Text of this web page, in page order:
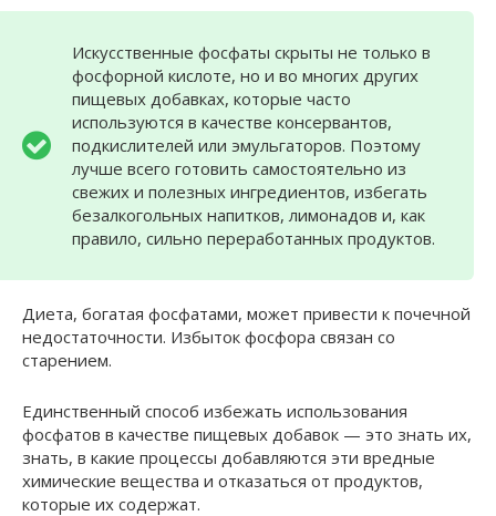
Искусственные фосфаты скрыты не только в
фосфорной кислоте, но и во многих других
пищевых добавках, которые часто
используются в качестве консервантов,
подкислителей или эмульгаторов. Поэтому
лучше всего готовить самостоятельно из
свежих и полезных ингредиентов, избегать
безалкогольных напитков, лимонадов и, как
правило, сильно переработанных продуктов.
Диета, богатая фосфатами, может привести к почечной
недостаточности. Избыток фосфора связан со
старением.
Единственный способ избежать использования
фосфатов в качестве пищевых добавок — это знать их,
знать, в какие процессы добавляются эти вредные
химические вещества и отказаться от продуктов,
которые их содержат.